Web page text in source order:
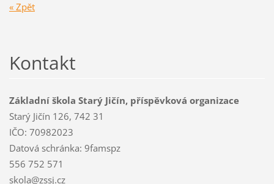
« Zpět
Kontakt
Základní škola Starý Jičín, příspěvková organizace
Starý Jičín 126, 742 31
IČO: 70982023
Datová schránka: 9famspz
556 752 571
skola@zssj.cz